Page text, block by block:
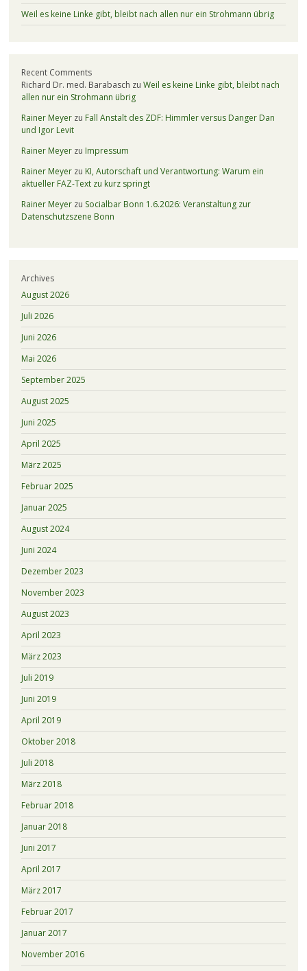
Weil es keine Linke gibt, bleibt nach allen nur ein Strohmann übrig
Recent Comments
Richard Dr. med. Barabasch zu Weil es keine Linke gibt, bleibt nach
allen nur ein Strohmann übrig
Rainer Meyerzu Fall Anstalt des ZDF: Himmler versus Danger Dan
und Igor Levit
Rainer Meyerzu Impressum
Rainer Meyerzu KI, Autorschaft und Verantwortung: Warum ein
aktueller FAZ-Text zu kurz springt
Rainer Meyerzu Socialbar Bonn 1.6.2026: Veranstaltung zur
Datenschutzszene Bonn
Archives
August 2026
Juli 2026
Juni 2026
Mai 2026
September 2025
August 2025
Juni 2025
April 2025
März 2025
Februar 2025
Januar 2025
August 2024
Juni 2024
Dezember 2023
November 2023
August 2023
April 2023
März 2023
Juli 2019
Juni 2019
April 2019
Oktober 2018
Juli 2018
März 2018
Februar 2018
Januar 2018
Juni 2017
April 2017
März 2017
Februar 2017
Januar 2017
November 2016